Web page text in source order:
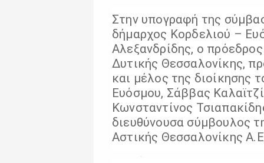
Στην υπογραφή της
δήμαρχος Κορδελιού –
Αλεξανδρίδης, ο
Δυτικής Θεσσαλονίκης,
και μέλος της διοίκησης
Ευόσμου, Σάββας
Κωνσταντίνος
διευθύνουσα σύμβουλος
Αστικής Θεσσαλονίκης